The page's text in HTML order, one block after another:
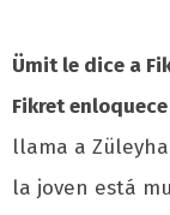
Ümit le dice a
Fikret
llama a
la joven está